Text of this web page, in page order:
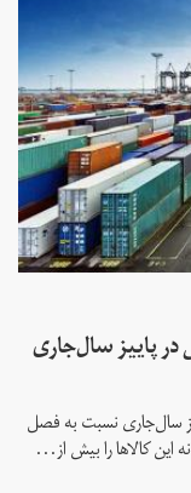
در پاییز سال‌جاری
سال‌جاری نسبت به فصل